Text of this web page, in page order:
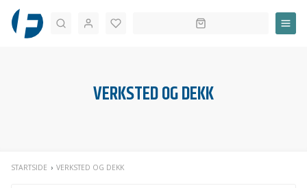
Søk
VERKSTED OG DEKK
STARTSIDE VERKSTED OG DEKK